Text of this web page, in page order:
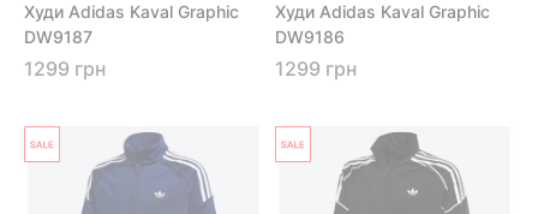
Худи Adidas Kaval Graphic
DW9187
1299 грн
Худи Adidas Kaval Graphic
DW9186
1299 грн